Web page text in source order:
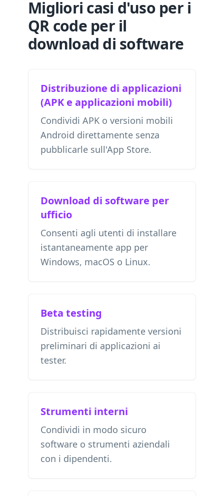
Migliori casi d'uso per i
QR code per il
download di software
Distribuzione di applicazioni
(APK e applicazioni mobili)
Condividi APK o versioni mobili
Android direttamente senza
pubblicarle sull'App Store.
Download di software per
ufficio
Consenti agli utenti di installare
istantaneamente app per
Windows, macOS o Linux.
Beta testing
Distribuisci rapidamente versioni
preliminari di applicazioni ai
tester.
Strumenti interni
Condividi in modo sicuro
software o strumenti aziendali
con i dipendenti.